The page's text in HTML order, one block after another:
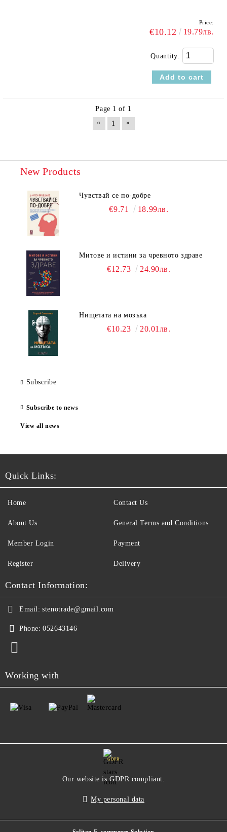
Price:
€10.12 19.79лв.
Quantity:
Page 1 of 1
«
1 »
New Products
Чувствай се по-добре
€9.71 18.99лв.
Митове и истини за чревното здраве
€12.73 24.90лв.
Нищетата на мозъка
€10.23 20.01лв.
Subscribe
Subscribe to news
View all news
Quick Links:
Home
About Us
Member Login
Register
Contact Us
General Terms and Conditions
Payment
Delivery
Contact Information:
Email: stenotrade@gmail.com
Phone: 052643146
Working with
GDPR
Our website is GDPR compliant.
My personal data